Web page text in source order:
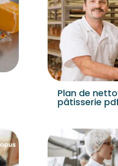
Plan de
pâtisserie